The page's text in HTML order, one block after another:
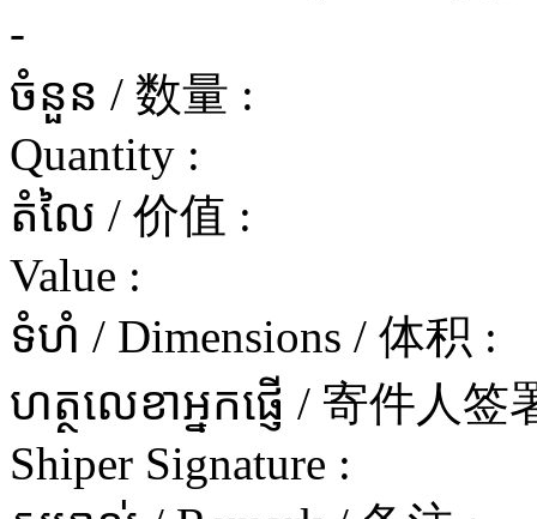
-
ចំនួន / 数量 :
Quantity :
តំលៃ / 价值 :
Value :
ទំហំ / Dimensions / 体积 :
ហត្ថលេខាអ្នកផ្ញើ / 寄件人
Shiper Signature :